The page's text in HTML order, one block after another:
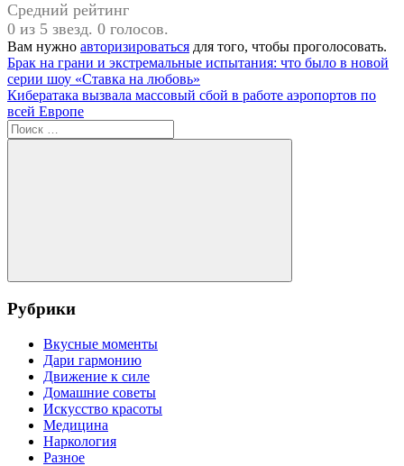
Средний рейтинг
0 из 5 звезд. 0 голосов.
Вам нужно авторизироваться для того, чтобы проголосовать.
Навигация
по
записям
Предыдущая
запись:
Брак на грани и экстремальные испытания: что было в новой
серии шоу «Ставка на любовь»
Следующая
запись:
Кибератака вызвала массовый сбой в работе аэропортов по
всей Европе
Поиск
для:
Поиск
Рубрики
Вкусные моменты
Дари гармонию
Движение к силе
Домашние советы
Искусство красоты
Медицина
Наркология
Разное